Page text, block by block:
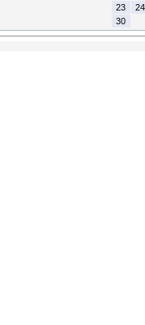
23
24
30